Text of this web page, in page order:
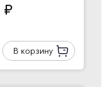
руб.
В корзину